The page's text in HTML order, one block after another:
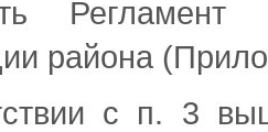
Регламент
района
с п. 3